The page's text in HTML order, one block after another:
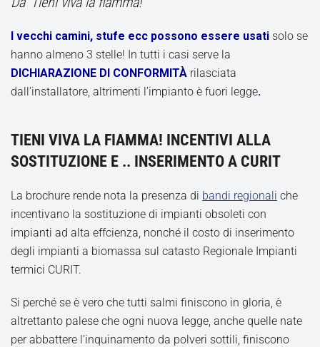
I vecchi camini, stufe ecc possono essere usati solo se
hanno almeno 3 stelle! In tutti i casi serve la
DICHIARAZIONE DI CONFORMITÀ rilasciata
dall’installatore, altrimenti l’impianto è fuori legge.
TIENI VIVA LA FIAMMA! INCENTIVI ALLA
SOSTITUZIONE E .. INSERIMENTO A CURIT
La brochure rende nota la presenza di bandi regionali che
incentivano la sostituzione di impianti obsoleti con
impianti ad alta effcienza, nonché il costo di inserimento
degli impianti a biomassa sul catasto Regionale Impianti
termici CURIT.
Si perché se è vero che tutti salmi finiscono in gloria, è
altrettanto palese che ogni nuova legge, anche quelle nate
per abbattere l’inquinamento da polveri sottili, finiscono